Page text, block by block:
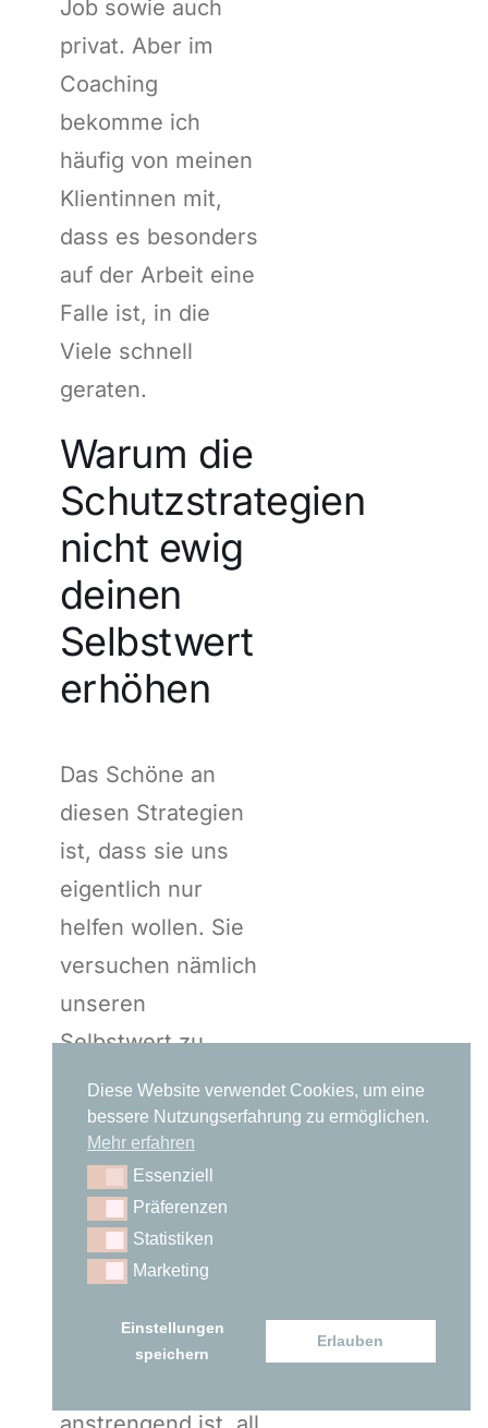
Job sowie auch
privat. Aber im
Coaching
bekomme ich
häufig von meinen
Klientinnen mit,
dass es besonders
auf der Arbeit eine
Falle ist, in die
Viele schnell
geraten.
Warum die
Schutzstrategien
nicht ewig
deinen
Selbstwert
erhöhen
Das Schöne an
diesen Strategien
ist, dass sie uns
eigentlich nur
helfen wollen. Sie
versuchen nämlich
unseren
Selbstwert zu
schützen, sodass
dieses Gefühl von
Minderwertigkeit
gar nicht
aufkommen kann.
Die Krux an diesen
ist allerdings, dass
Diese Website verwendet Cookies, um eine
bessere Nutzungserfahrung zu ermöglichen.
Mehr erfahren
EssenziellEssenziell
Präferenzen
Präferenzen
StatistikenStatistiken
MarketingMarketing
Einstellungen
speichern
Erlauben